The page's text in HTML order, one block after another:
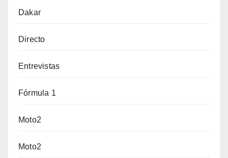
Dakar
Directo
Entrevistas
Fórmula 1
Moto2
Moto2